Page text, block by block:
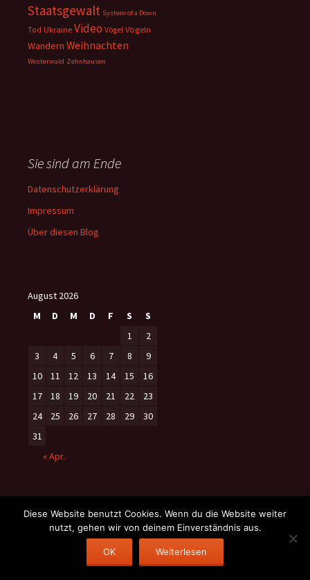
Staatsgewalt System of a Down
Tod Ukraine Video Vögel Vögeln
Wandern Weihnachten
Westerwald Zehnhausen
Sie sind am Ende
Datenschutzerklärung
Impressum
Über diesen Blog
August 2026
M
D M D F S
S
1
2
3
4 5 6 7 8
9
10
11 12 13 14 15
16
17
18 19 20 21 22
23
24
25 26 27 28 29
30
31
« Apr.
Datenschutzerklärung Stolz präsentiert von WordPress
Diese Website benutzt Cookies. Wenn du die Website weiter
nutzt, gehen wir von deinem Einverständnis aus.
OK Weiterlesen